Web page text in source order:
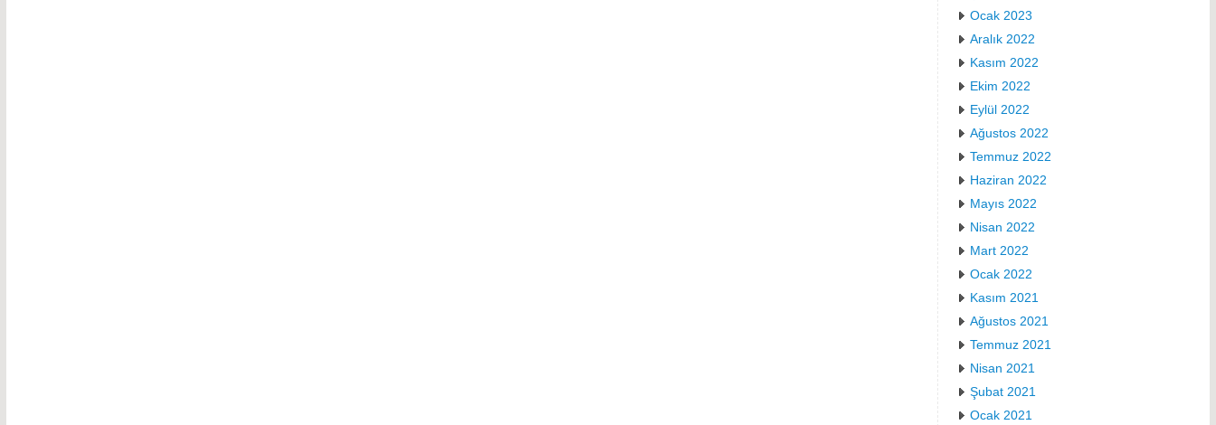
Ocak 2023
Aralık 2022
Kasım 2022
Ekim 2022
Eylül 2022
Ağustos 2022
Temmuz 2022
Haziran 2022
Mayıs 2022
Nisan 2022
Mart 2022
Ocak 2022
Kasım 2021
Ağustos 2021
Temmuz 2021
Nisan 2021
Şubat 2021
Ocak 2021